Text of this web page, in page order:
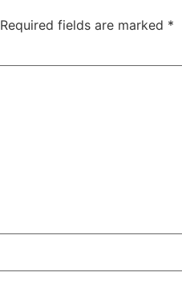
Required fields are marked *